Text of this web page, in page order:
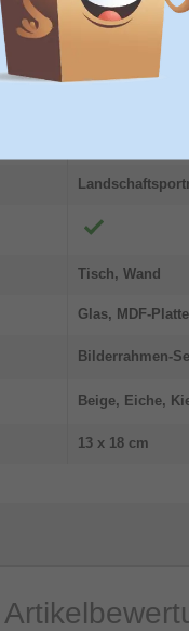
Nachdenklich
Tisch, Wand
Glas, MDF-
Bilderrahmen-
Beige, Eiche,
13 x 18 cm